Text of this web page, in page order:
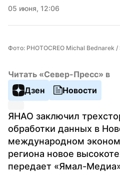
05 июня, 12:06
Фото: PHOTOCREO Michal Bednarek
Читать «Север-Пресс» в
Дзен
Новости
ЯНАО заключил
обработки данных в
международном
региона новое
передает «Ямал-